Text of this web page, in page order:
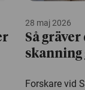
28 maj 2026
Så gräver
skanning
Forskare vid